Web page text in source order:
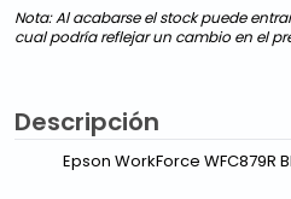
Nota: Al acabarse el stock puede
cual podría reflejar un cambio en el
Descripción
Epson WorkForce WFC879R